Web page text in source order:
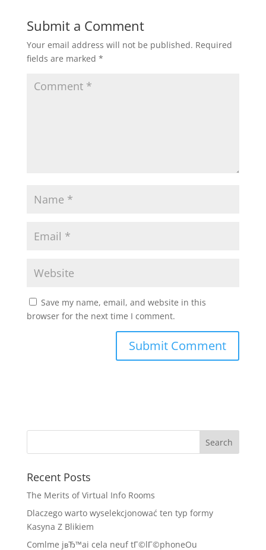
Submit a Comment
Your email address will not be published. Required
fields are marked *
Save my name, email, and website in this
browser for the next time I comment.
Recent Posts
The Merits of Virtual Info Rooms
Dlaczego warto wyselekcjonować ten typ formy
Kasyna Z Blikiem
Comlme jвЂ™ai cela neuf tГ©lГ©phoneOu